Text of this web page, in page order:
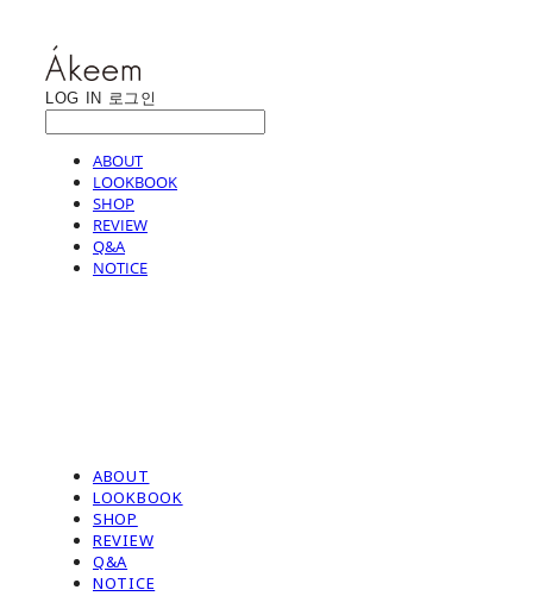
LOG IN 로그인
ABOUT
LOOKBOOK
SHOP
REVIEW
Q&A
NOTICE
ABOUT
LOOKBOOK
SHOP
REVIEW
Q&A
NOTICE